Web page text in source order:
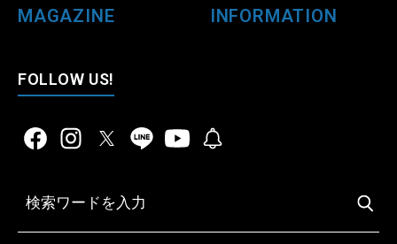
MAGAZINE INFORMATION
FOLLOW US!